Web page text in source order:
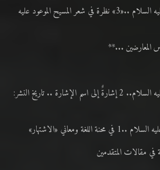
رأيٌ في لغة المسيح الموعود عليه السلام ..«3» نظرة في شعر المسيح الموعود عليه
المعارضين ...**
رأي في لغة المسيح الموعود عليه السلام.. 2 إشارةٌ إلى اسم الإشارة .. تاريخ النشر:
ومعاني «الاشتهار»
في مقالات المتقدمين